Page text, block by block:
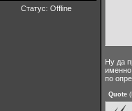
Статус: Offline
Ну да
именно
по
Quote (